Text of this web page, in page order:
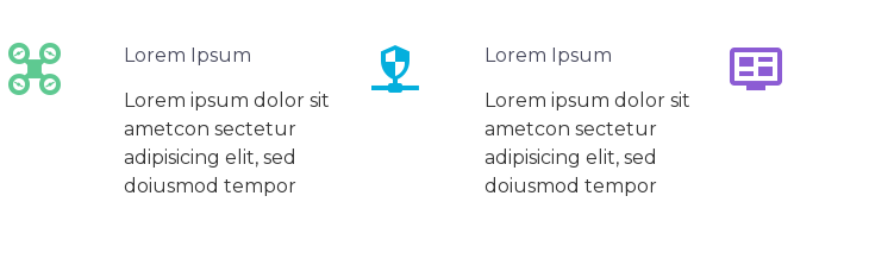


Lorem Ipsum
Lorem ipsum dolor sit
ametcon sectetur
adipisicing elit, sed
doiusmod tempor


Lorem Ipsum
Lorem ipsum dolor sit
ametcon sectetur
adipisicing elit, sed
doiusmod tempor

